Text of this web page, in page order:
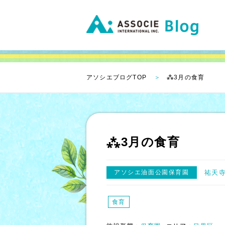
アソシエブログTOP ⁂3月の食育
⁂3月の食育
アソシエ油面公園保育園 祐天
食育